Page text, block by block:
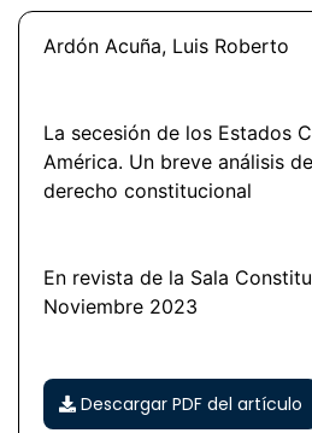
Ardón Acuña, Luis Roberto
La secesión de los Estados
América. Un breve análisis
derecho constitucional
En revista de la Sala
Noviembre 2023
Descargar PDF del artículo